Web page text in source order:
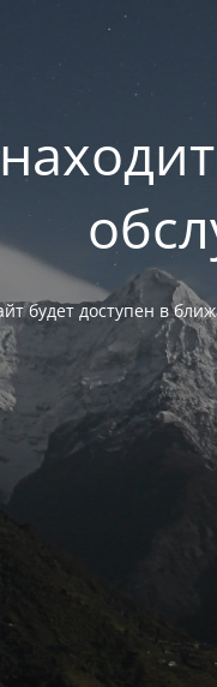
будет доступен в